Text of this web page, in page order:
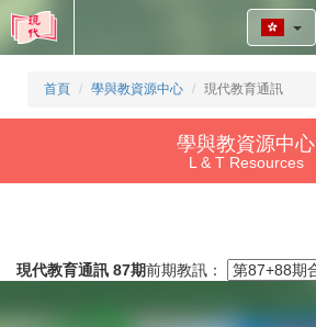
首頁 學與教資源中心 現代教育通訊
學與教資源中心
L & T Resources
現代教育通訊 87期前期教訊：